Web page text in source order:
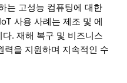
는 고성능 컴퓨팅에 대한
사용 사례는 제조 및 에
. 재해 복구 및 비즈니스
력을 지원하며 지속적인 수